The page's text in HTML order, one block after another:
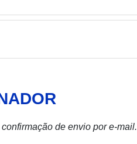
de envio por e-mail.